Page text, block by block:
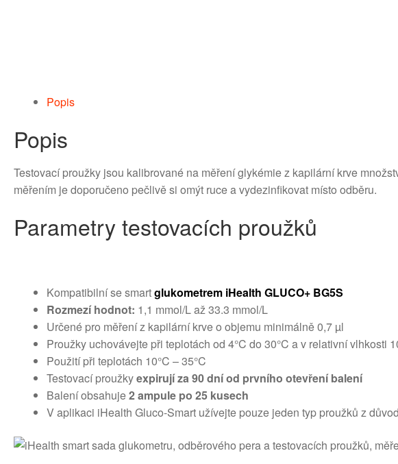
Popis
Popis
Testovací proužky jsou kalibrované na měření glykémie z kapilární krve
měřením je doporučeno pečlivě si omýt ruce a vydezinfikovat místo odběru.
Parametry testovacích proužků
Kompatibilní se smartglukometrem iHealth GLUCO+ BG5S
Rozmezí hodnot: 1,1 mmol/L až 33.3 mmol/L
Určené pro měření z kapilární krve o objemu minimálně 0,7 µl
Proužky uchovávejte při teplotách od 4°C do 30°C a v relativní vlhkosti
Použití při teplotách 10°C – 35°C
Testovací proužkyexpirují za 90 dní od prvního otevření balení
Balení obsahuje2 ampule po 25 kusech
V aplikaci iHealth Gluco-Smart užívejte pouze jeden typ proužků z